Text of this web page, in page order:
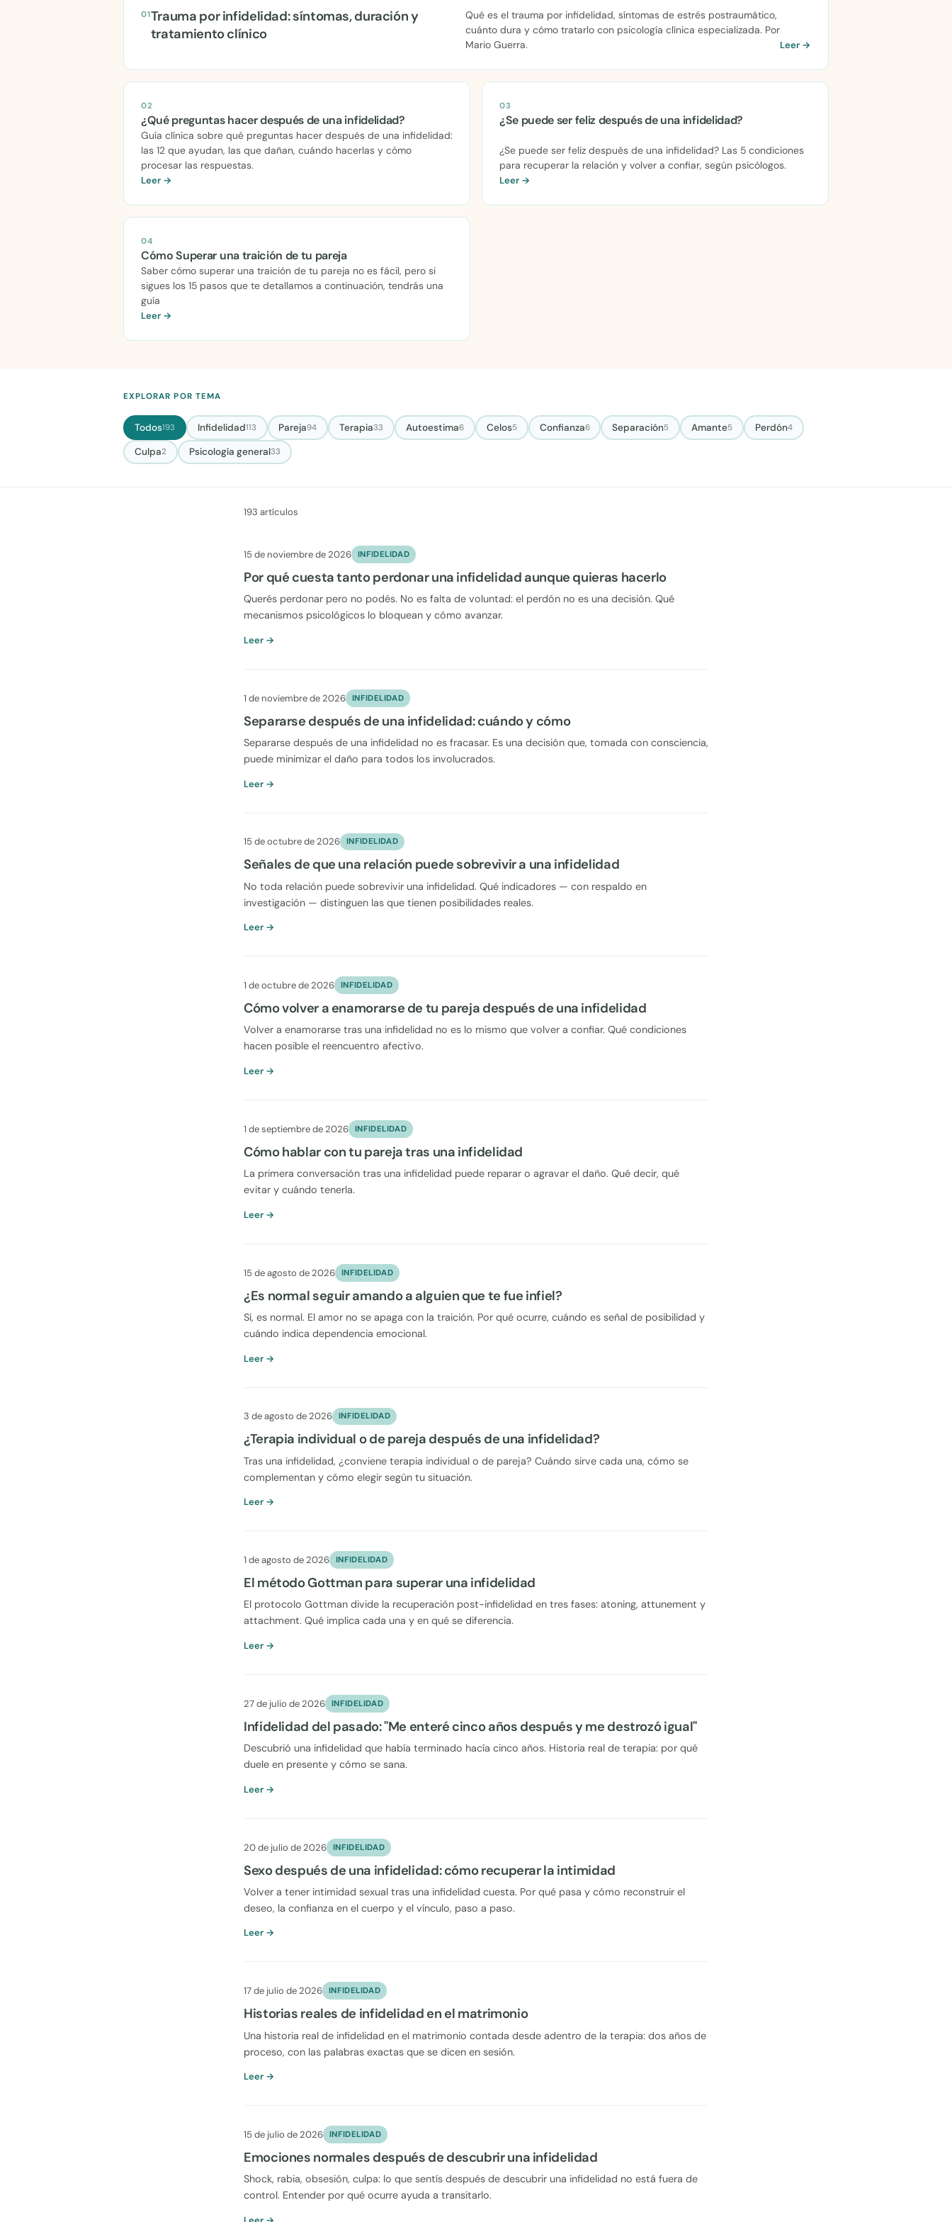
01Trauma por infidelidad: síntomas, duración y
tratamiento clínico
Qué es el trauma por infidelidad, síntomas de estrés postraumático,
cuánto dura y cómo tratarlo con psicología clínica especializada. Por
Mario Guerra.
Leer →
02
¿Qué preguntas hacer después de una infidelidad?
Guía clínica sobre qué preguntas hacer después de una infidelidad:
las 12 que ayudan, las que dañan, cuándo hacerlas y cómo
procesar las respuestas.
Leer →
03
¿Se puede ser feliz después de una infidelidad?
¿Se puede ser feliz después de una infidelidad? Las 5 condiciones
para recuperar la relación y volver a confiar, según psicólogos.
Leer →
04
Cómo Superar una traición de tu pareja
Saber cómo superar una traición de tu pareja no es fácil, pero si
sigues los 15 pasos que te detallamos a continuación, tendrás una
guía
Leer →
EXPLORAR POR TEMA
Todos193 Infidelidad113 Pareja94 Terapia33 Autoestima6 Celos5 Confianza6 Separación5 Amante5 Perdón4
Culpa2 Psicología general33
193 artículos
15 de noviembre de 2026 INFIDELIDAD
Por qué cuesta tanto perdonar una infidelidad aunque quieras hacerlo
Querés perdonar pero no podés. No es falta de voluntad: el perdón no es una decisión. Qué
mecanismos psicológicos lo bloquean y cómo avanzar.
Leer →
1 de noviembre de 2026 INFIDELIDAD
Separarse después de una infidelidad: cuándo y cómo
Separarse después de una infidelidad no es fracasar. Es una decisión que, tomada con consciencia,
puede minimizar el daño para todos los involucrados.
Leer →
15 de octubre de 2026 INFIDELIDAD
Señales de que una relación puede sobrevivir a una infidelidad
No toda relación puede sobrevivir una infidelidad. Qué indicadores — con respaldo en
investigación — distinguen las que tienen posibilidades reales.
Leer →
1 de octubre de 2026 INFIDELIDAD
Cómo volver a enamorarse de tu pareja después de una infidelidad
Volver a enamorarse tras una infidelidad no es lo mismo que volver a confiar. Qué condiciones
hacen posible el reencuentro afectivo.
Leer →
1 de septiembre de 2026 INFIDELIDAD
Cómo hablar con tu pareja tras una infidelidad
La primera conversación tras una infidelidad puede reparar o agravar el daño. Qué decir, qué
evitar y cuándo tenerla.
Leer →
15 de agosto de 2026 INFIDELIDAD
¿Es normal seguir amando a alguien que te fue infiel?
Sí, es normal. El amor no se apaga con la traición. Por qué ocurre, cuándo es señal de posibilidad y
cuándo indica dependencia emocional.
Leer →
3 de agosto de 2026 INFIDELIDAD
¿Terapia individual o de pareja después de una infidelidad?
Tras una infidelidad, ¿conviene terapia individual o de pareja? Cuándo sirve cada una, cómo se
complementan y cómo elegir según tu situación.
Leer →
1 de agosto de 2026 INFIDELIDAD
El método Gottman para superar una infidelidad
El protocolo Gottman divide la recuperación post-infidelidad en tres fases: atoning, attunement y
attachment. Qué implica cada una y en qué se diferencia.
Leer →
27 de julio de 2026 INFIDELIDAD
Infidelidad del pasado: "Me enteré cinco años después y me destrozó igual"
Descubrió una infidelidad que había terminado hacía cinco años. Historia real de terapia: por qué
duele en presente y cómo se sana.
Leer →
20 de julio de 2026 INFIDELIDAD
Sexo después de una infidelidad: cómo recuperar la intimidad
Volver a tener intimidad sexual tras una infidelidad cuesta. Por qué pasa y cómo reconstruir el
deseo, la confianza en el cuerpo y el vínculo, paso a paso.
Leer →
17 de julio de 2026 INFIDELIDAD
Historias reales de infidelidad en el matrimonio
Una historia real de infidelidad en el matrimonio contada desde adentro de la terapia: dos años de
proceso, con las palabras exactas que se dicen en sesión.
Leer →
15 de julio de 2026 INFIDELIDAD
Emociones normales después de descubrir una infidelidad
Shock, rabia, obsesión, culpa: lo que sentís después de descubrir una infidelidad no está fuera de
control. Entender por qué ocurre ayuda a transitarlo.